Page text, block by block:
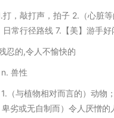
打，敲打声，拍子 2.（心脏
常行径路线 7.【美】游手
忍的,令人不愉快的
n. 兽性
（与植物相对而言的）动物
卑劣或无自制而）令人厌憎